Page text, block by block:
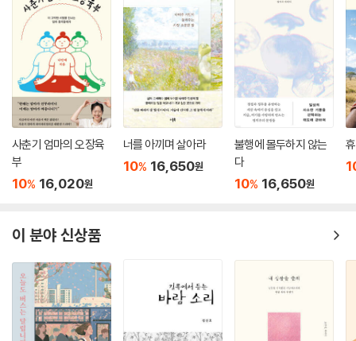
사춘기 엄마의 오장육
부
10% 16,020원
너를 아끼며 살아라
10% 16,650원
불행에 몰두하지 않는
다
10% 16,650원
이 분야 신상품